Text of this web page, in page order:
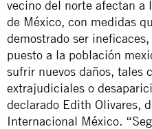
vecino del norte afectan a
de México, con medidas
demostrado ser
puesto a la población
sufrir nuevos daños, tales
extrajudiciales o
declarado Edith Olivares,
Internacional México.